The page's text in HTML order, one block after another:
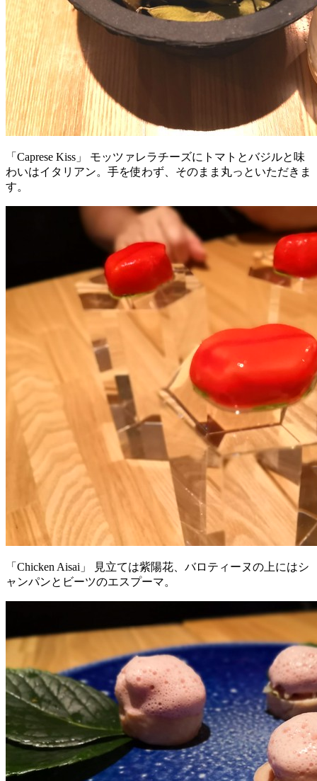
「Caprese Kiss」 モッツァレラチーズにトマトとバジルと味
わいはイタリアン。手を使わず、そのまま丸っといただきま
す。
「Chicken Aisai」 見立ては紫陽花、バロティーヌの上にはシ
ャンパンとビーツのエスプーマ。